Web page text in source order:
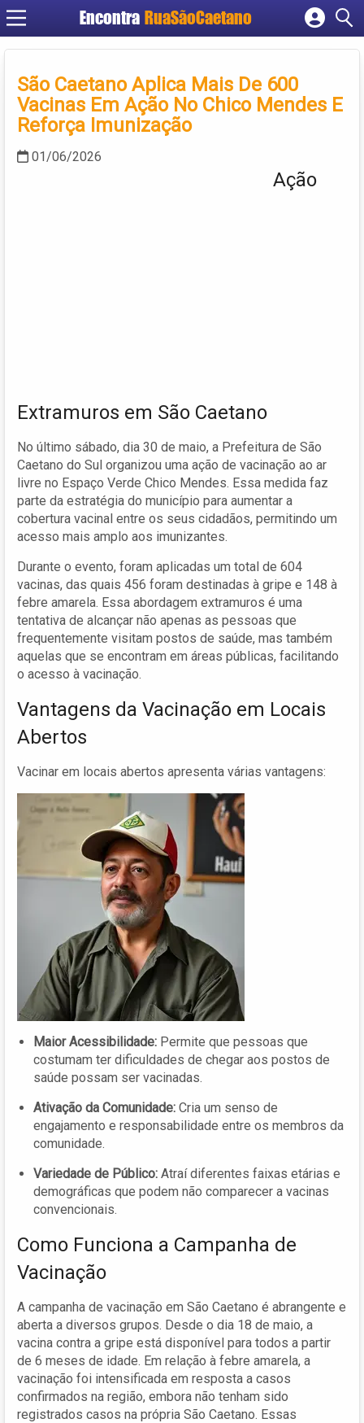
Encontra RuaSãoCaetano
Cadastrar empresa
Criar conta
São Caetano Aplica Mais De 600
Vacinas Em Ação No Chico Mendes E
Reforça Imunização
01/06/2026
Ação
Extramuros em São Caetano
No último sábado, dia 30 de maio, a Prefeitura de São
Caetano do Sul organizou uma ação de vacinação ao ar
livre no Espaço Verde Chico Mendes. Essa medida faz
parte da estratégia do município para aumentar a
cobertura vacinal entre os seus cidadãos, permitindo um
acesso mais amplo aos imunizantes.
Durante o evento, foram aplicadas um total de 604
vacinas, das quais 456 foram destinadas à gripe e 148 à
febre amarela. Essa abordagem extramuros é uma
tentativa de alcançar não apenas as pessoas que
frequentemente visitam postos de saúde, mas também
aquelas que se encontram em áreas públicas, facilitando
o acesso à vacinação.
Vantagens da Vacinação em Locais
Abertos
Vacinar em locais abertos apresenta várias vantagens:
Maior Acessibilidade: Permite que pessoas que
costumam ter dificuldades de chegar aos postos de
saúde possam ser vacinadas.
Ativação da Comunidade: Cria um senso de
engajamento e responsabilidade entre os membros da
comunidade.
Variedade de Público: Atraí diferentes faixas etárias e
demográficas que podem não comparecer a vacinas
convencionais.
Como Funciona a Campanha de
Vacinação
A campanha de vacinação em São Caetano é abrangente e
aberta a diversos grupos. Desde o dia 18 de maio, a
vacina contra a gripe está disponível para todos a partir
de 6 meses de idade. Em relação à febre amarela, a
vacinação foi intensificada em resposta a casos
confirmados na região, embora não tenham sido
registrados casos na própria São Caetano. Essas